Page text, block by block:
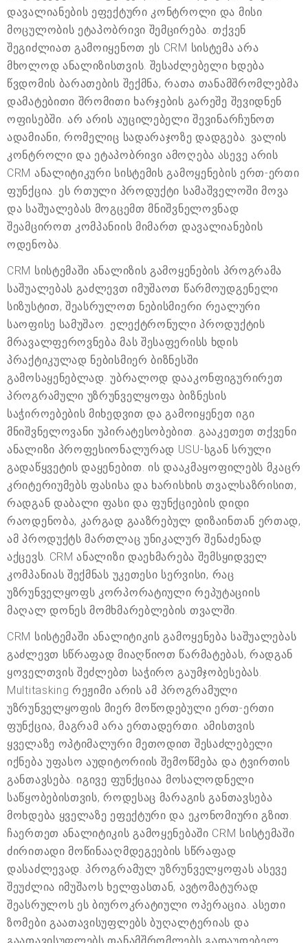
დავალიანების ეფექტური კონტროლი და მისი
მოცულობის ეტაპობრივი შემცირება. თქვენ
შეგიძლიათ გამოიყენოთ ეს CRM სისტემა არა
მხოლოდ ანალიზისთვის. შესაძლებელი ხდება
წვდომის ბარათების შექმნა, რათა თანამშრომლებმა
დამატებითი შრომითი ხარჯების გარეშე შევიდნენ
ოფისებში. არ არის აუცილებელი შევინარჩუნოთ
ადამიანი, რომელიც სადარაჯოზე დადგება. ვალის
კონტროლი და ეტაპობრივი ამოღება ასევე არის
CRM ანალიტიკური სისტემის გამოყენების ერთ-ერთი
ფუნქცია. ეს რთული პროდუქტი სამაშველოში მოვა
და საშუალებას მოგცემთ მნიშვნელოვნად
შეამციროთ კომპანიის მიმართ დავალიანების
ოდენობა.
CRM სისტემაში ანალიზის გამოყენების პროგრამა
საშუალებას გაძლევთ იმუშაოთ წარმოუდგენელი
სიზუსტით, შეასრულოთ ნებისმიერი რეალური
საოფისე სამუშაო. ელექტრონული პროდუქტის
მრავალფეროვნება მას შესაფერისს ხდის
პრაქტიკულად ნებისმიერ ბიზნესში
გამოსაყენებლად. უბრალოდ დააკონფიგურირეთ
პროგრამული უზრუნველყოფა ბიზნესის
საჭიროებების მიხედვით და გამოიყენეთ იგი
მნიშვნელოვანი უპირატესობებით. გააკეთეთ თქვენი
ანალიზი პროფესიონალურად USU-სგან სრული
გადაწყვეტის დაყენებით. ის დააკმაყოფილებს მკაცრ
კრიტერიუმებს ფასისა და ხარისხის თვალსაზრისით,
რადგან დაბალი ფასი და ფუნქციების დიდი
რაოდენობა, კარგად გააზრებულ დიზაინთან ერთად,
ამ პროდუქტს მართლაც უნიკალურ შენაძენად
აქცევს. CRM ანალიზი დაეხმარება შემსყიდველ
კომპანიას შექმნას უკეთესი სერვისი, რაც
უზრუნველყოფს კორპორატიული რეპუტაციის
მაღალ დონეს მომხმარებლების თვალში.
CRM სისტემაში ანალიტიკის გამოყენება საშუალებას
გაძლევთ სწრაფად მიაღწიოთ წარმატებას, რადგან
ყოველთვის შეძლებთ საჭირო გაუმჯობესებას.
Multitasking რეჟიმი არის ამ პროგრამული
უზრუნველყოფის მიერ მოწოდებული ერთ-ერთი
ფუნქცია, მაგრამ არა ერთადერთი. ამისთვის
ყველაზე ოპტიმალური მეთოდით შესაძლებელი
იქნება უფასო აუდიტორიის შემოწმება და ტვირთის
განთავსება. იგივე ფუნქციაა მოსალოდნელი
საწყობებისთვის, როდესაც მარაგის განთავსება
მოხდება ყველაზე ეფექტური და ეკონომიური გზით.
ჩაერთეთ ანალიტიკის გამოყენებაში CRM სისტემაში
ძირითადი მოწინააღმდეგეების სწრაფად
დასაძლევად. პროგრამულ უზრუნველყოფას ასევე
შეუძლია იმუშაოს ხელფასთან, ავტომატურად
შეასრულოს ეს ბიუროკრატიული ოპერაცია. ასეთი
ზომები გაათავისუფლებს ბუღალტერიას და